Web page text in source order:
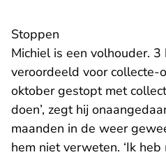
Stoppen
Michiel is een volhouder.
veroordeeld voor collecte-
oktober gestopt met
doen’, zegt hij
maanden in de weer
hem niet verweten. ‘Ik